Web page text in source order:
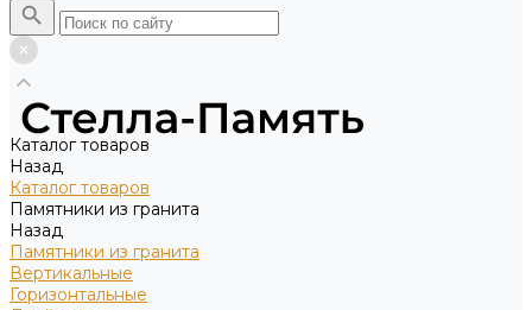
Каталог товаров
Назад
Каталог товаров
Памятники из гранита
Назад
Памятники из гранита
Вертикальные
Горизонтальные